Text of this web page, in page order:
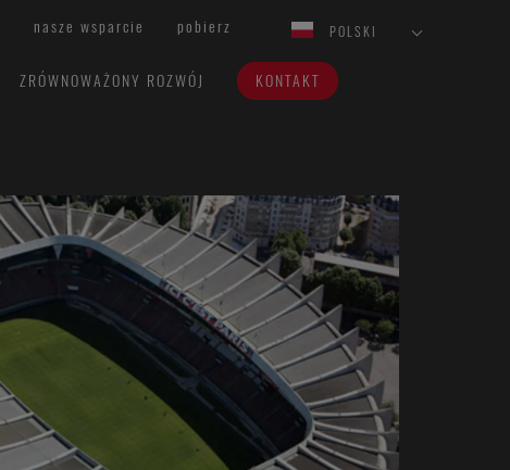
nasze wsparcie pobierz POLSKI
ZRÓWNOWAŻONY ROZWÓJ KONTAKT